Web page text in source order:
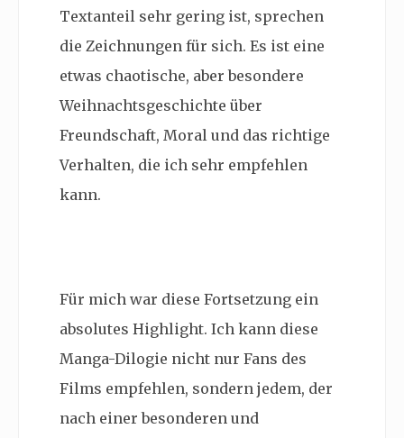
Textanteil sehr gering ist, sprechen
die Zeichnungen für sich. Es ist eine
etwas chaotische, aber besondere
Weihnachtsgeschichte über
Freundschaft, Moral und das richtige
Verhalten, die ich sehr empfehlen
kann.
Für mich war diese Fortsetzung ein
absolutes Highlight. Ich kann diese
Manga-Dilogie nicht nur Fans des
Films empfehlen, sondern jedem, der
nach einer besonderen und